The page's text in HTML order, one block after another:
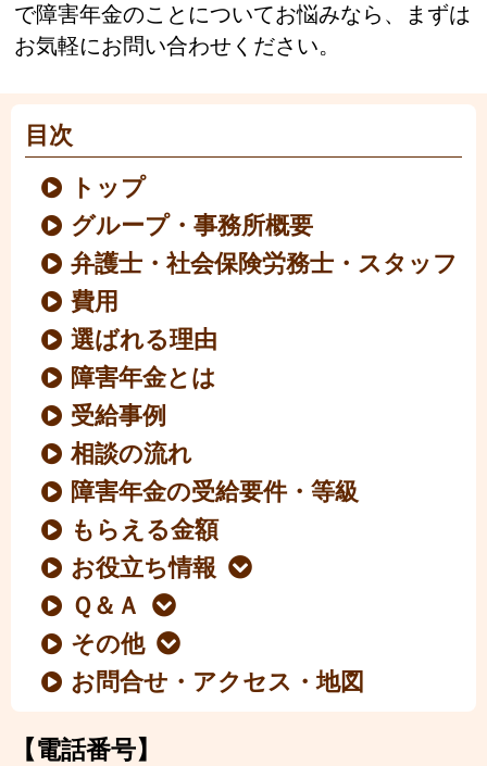
で障害年金のことについてお悩みなら、まずは
お気軽にお問い合わせください。
目次
トップ
グループ・事務所概要
弁護士・社会保険労務士・スタッフ
費用
選ばれる理由
障害年金とは
受給事例
相談の流れ
障害年金の受給要件・等級
もらえる金額
お役立ち情報
Ｑ＆Ａ
その他
お問合せ・アクセス・地図
【電話番号】